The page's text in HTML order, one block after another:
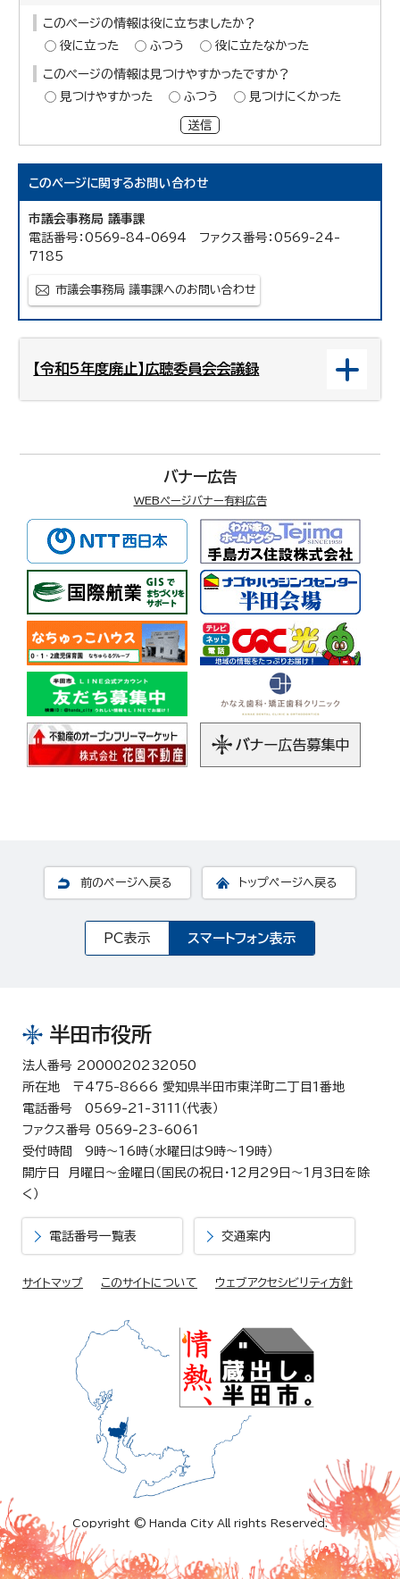
このページの情報は役に立ちましたか？
役に立った
ふつう 役に立たなかった
このページの情報は見つけやすかったですか？
見つけやすかった
ふつう 見つけにくかった
送信
このページに関するお問い合わせ
市議会事務局 議事課
電話番号：0569-84-0694 ファクス番号：0569-24-
7185
市議会事務局 議事課へのお問い合わせ
【令和5年度廃止】広聴委員会会議録
バナー広告
WEBページバナー有料広告
前のページへ戻る トップページへ戻る
PC表示 スマートフォン表示
半田市役所
法人番号 2000020232050
所在地 〒475-8666 愛知県半田市東洋町二丁目1番地
電話番号 0569-21-3111（代表）
ファクス番号 0569-23-6061
受付時間 9時～16時（水曜日は9時～19時）
開庁日 月曜日～金曜日（国民の祝日・12月29日～1月3日を除
く）
電話番号一覧表 交通案内
サイトマップ このサイトについて ウェブアクセシビリティ方針
Copyright © Handa City All rights Reserved.